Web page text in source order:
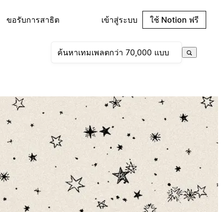
ขอรับการสาธิต เข้าสู่ระบบ ใช้ Notion ฟรี